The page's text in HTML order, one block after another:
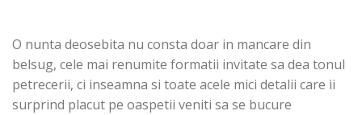
O nunta deosebita nu consta doar in mancare din
belsug, cele mai renumite formatii invitate sa dea tonul
petrecerii, ci inseamna si toate acele mici detalii care ii
surprind placut pe oaspetii veniti sa se bucure